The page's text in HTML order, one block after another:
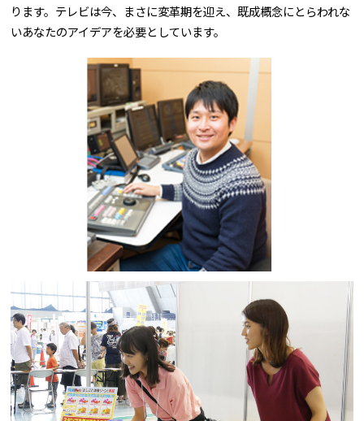
ります。テレビは今、まさに変革期を迎え、既成概念にとらわれな
いあなたのアイデアを必要としています。